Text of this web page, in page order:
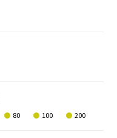
80 100 200